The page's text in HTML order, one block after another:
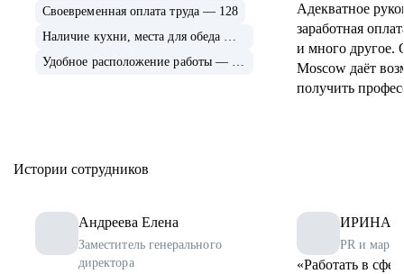
Своевременная оплата труда — 128
Наличие кухни, места для обеда — 116
Удобное расположение работы — 116
Адекватное
заработная
и много другое. Отель The Carlton
Moscow даёт
получить
Истории сотрудников
Андреева Елена
Заместитель генерального
директора
ИРИНА
PR и
«Работать в